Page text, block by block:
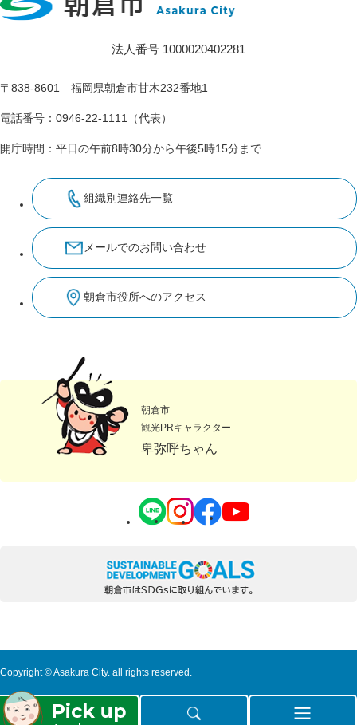
法人番号 1000020402281
〒838-8601 福岡県朝倉市甘木232番地1
電話番号：0946-22-1111（代表）
開庁時間：平日の午前8時30分から午後5時15分まで
組織別連絡先一覧
メールでのお問い合わせ
朝倉市役所へのアクセス
朝倉市
観光PRキャラクター
卑弥呼ちゃん
Copyright © Asakura City. all rights reserved.